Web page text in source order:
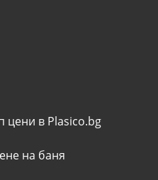
цени в Plasico.bg
на баня